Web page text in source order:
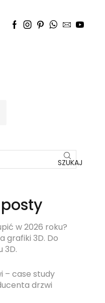
SZUKAJ
w 2026 roku?
grafiki 3D. Do
3D.
– case study
drzwi